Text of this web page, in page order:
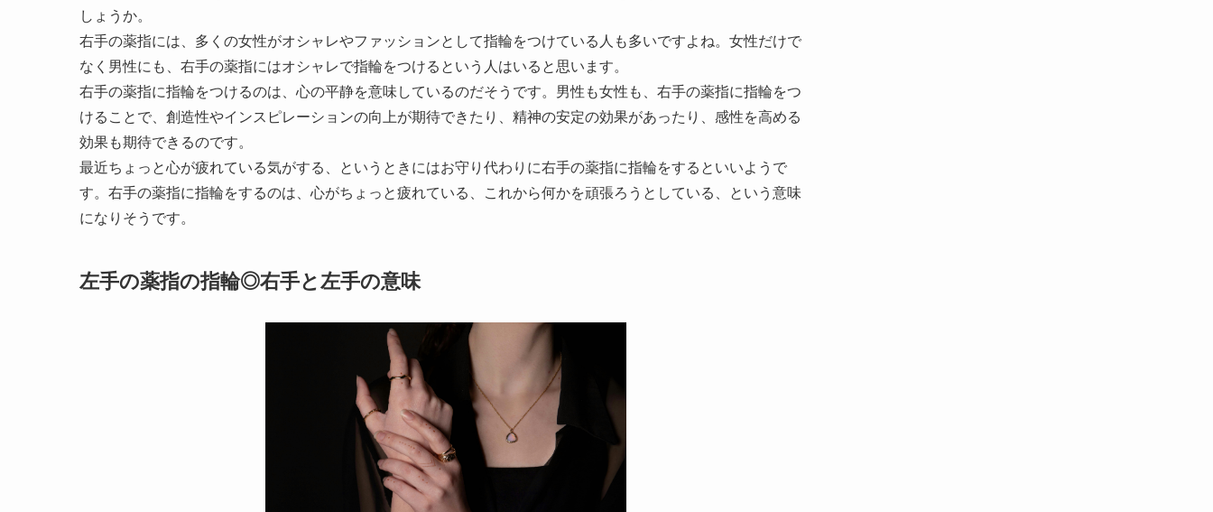
しょうか。
右手の薬指には、多くの女性がオシャレやファッションとして指輪をつけている人も多いですよね。女性だけで
なく男性にも、右手の薬指にはオシャレで指輪をつけるという人はいると思います。
右手の薬指に指輪をつけるのは、心の平静を意味しているのだそうです。 男性も女性も、右手の薬指に指輪をつ
けることで、創造性やインスピレーションの向上が期待できたり、精神の安定の効果があったり、感性を高める
効果も期待できるのです。
最近ちょっと心が疲れている気がする、というときにはお守り代わりに右手の薬指に指輪をするといいようで
す。 右手の薬指に指輪をするのは、心がちょっと疲れている、これから何かを頑張ろうとしている、という意味
になりそうです。
左手の薬指の指輪◎右手と左手の意味